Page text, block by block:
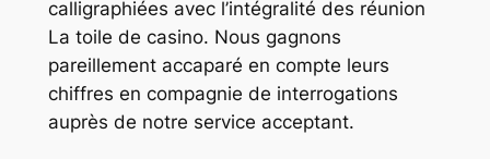
calligraphiées avec l’intégralité des réunion
La toile de casino. Nous gagnons
pareillement accaparé en compte leurs
chiffres en compagnie de interrogations
auprès de notre service acceptant.